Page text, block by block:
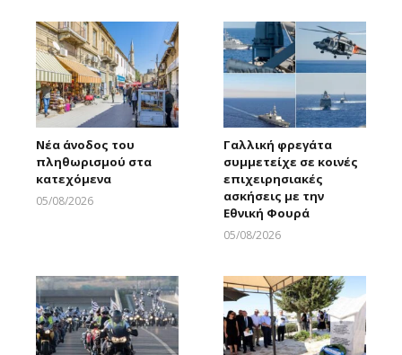
Νέα άνοδος του
πληθωρισμού στα
κατεχόμενα
05/08/2026
Γαλλική φρεγάτα
συμμετείχε σε κοινές
επιχειρησιακές
ασκήσεις με την
Εθνική Φουρά
05/08/2026